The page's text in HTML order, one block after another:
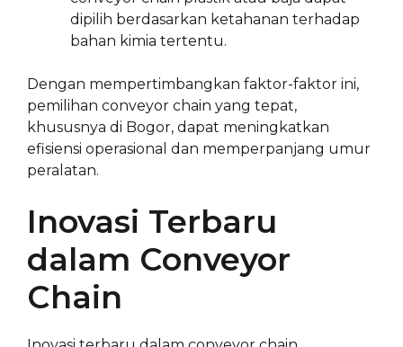
dipilih berdasarkan ketahanan terhadap
bahan kimia tertentu.
Dengan mempertimbangkan faktor-faktor ini,
pemilihan conveyor chain yang tepat,
khususnya di Bogor, dapat meningkatkan
efisiensi operasional dan memperpanjang umur
peralatan.
Inovasi Terbaru
dalam Conveyor
Chain